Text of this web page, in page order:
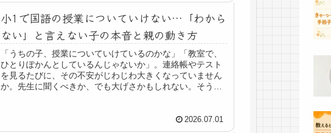
小1で国語の授業についていけない…「わから
ない」と言えない子の本音と親の動き方
「うちの子、授業についていけているのかな」「教室で、
ひとりぽかんとしているんじゃないか」。連絡帳やテスト
を見るたびに、その不安がじわじわ大きくなっていません
か。先生に聞くべきか、でも大げさかもしれない。そうや
2026.07.01